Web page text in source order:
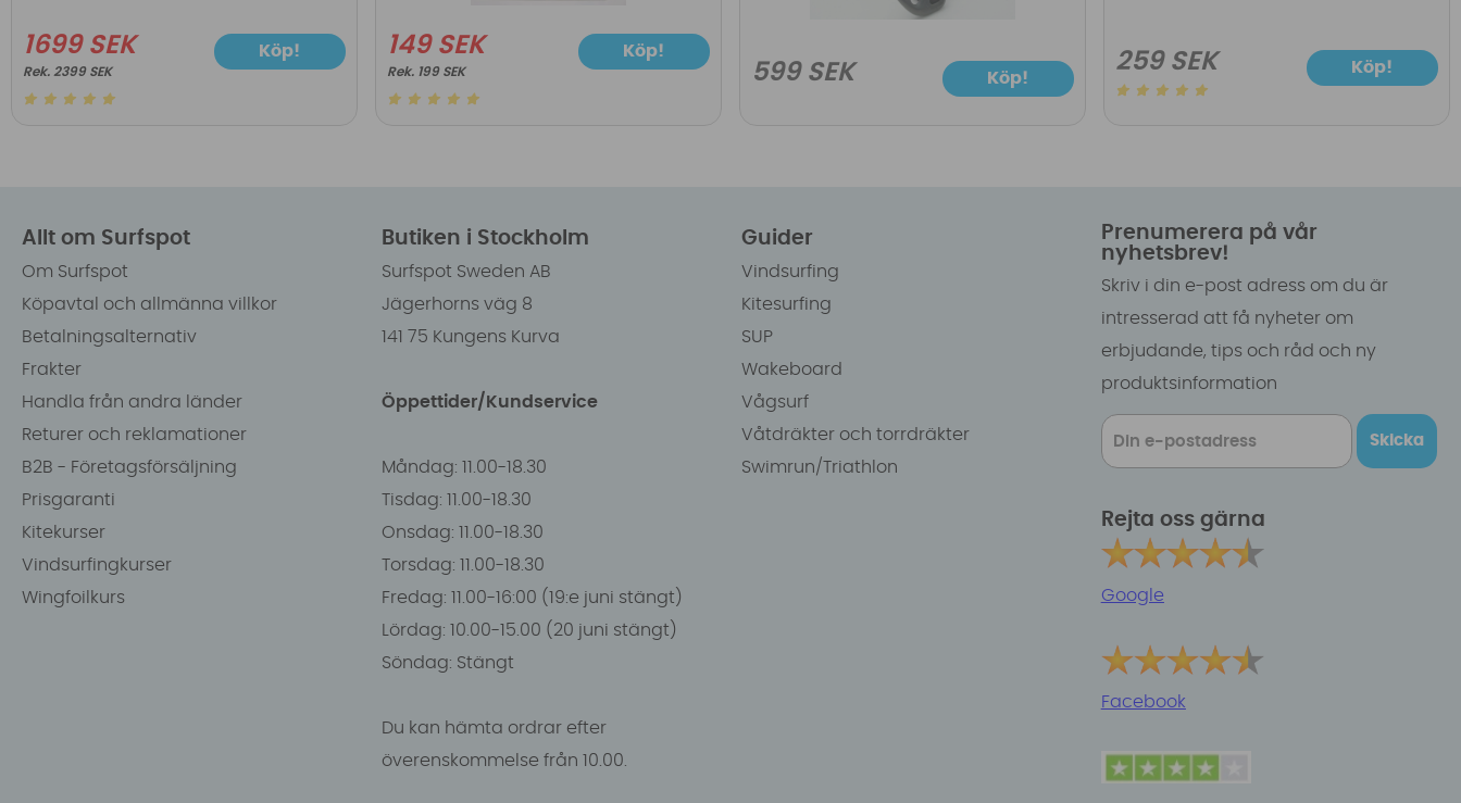
1699 SEK
2399 SEK
Köp! 149 SEK
199 SEK
Köp!
599 SEK Köp!
259 SEK Köp!
Allt om Surfspot
Om Surfspot
Köpavtal och allmänna villkor
Betalningsalternativ
Frakter
Handla från andra länder
Returer och reklamationer
B2B - Företagsförsäljning
Prisgaranti
Kitekurser
Vindsurfingkurser
Wingfoilkurs
Butiken i Stockholm
Surfspot Sweden AB
Jägerhorns väg 8
141 75 Kungens Kurva
Öppettider/Kundservice
Måndag: 11.00-18.30
Tisdag: 11.00-18.30
Onsdag: 11.00-18.30
Torsdag: 11.00-18.30
Fredag: 11.00-16:00 (19:e juni stängt)
Lördag: 10.00-15.00 (20 juni stängt)
Söndag: Stängt
Du kan hämta ordrar efter
överenskommelse från 10.00.
Guider
Vindsurfing
Kitesurfing
SUP
Wakeboard
Vågsurf
Våtdräkter och torrdräkter
Swimrun/Triathlon
Prenumerera på vår
nyhetsbrev!
Skriv i din e-post adress om du är
intresserad att få nyheter om
erbjudande, tips och råd och ny
produktsinformation
Skicka
Rejta oss gärna
Google
Facebook